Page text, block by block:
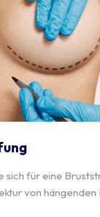
sich für eine
von hängenden